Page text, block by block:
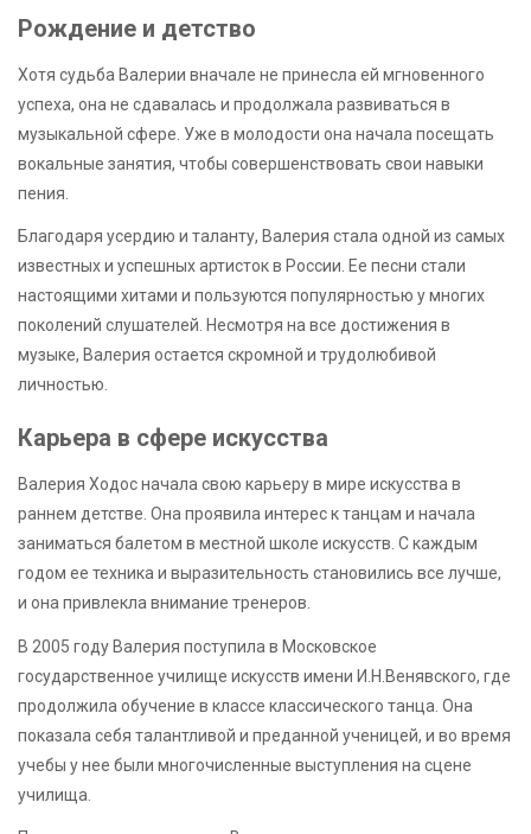
Рождение и детство
Хотя судьба Валерии вначале не принесла ей мгновенного
успеха, она не сдавалась и продолжала развиваться в
музыкальной сфере. Уже в молодости она начала посещать
вокальные занятия, чтобы совершенствовать свои навыки
пения.
Благодаря усердию и таланту, Валерия стала одной из самых
известных и успешных артисток в России. Ее песни стали
настоящими хитами и пользуются популярностью у многих
поколений слушателей. Несмотря на все достижения в
музыке, Валерия остается скромной и трудолюбивой
личностью.
Карьера в сфере искусства
Валерия Ходос начала свою карьеру в мире искусства в
раннем детстве. Она проявила интерес к танцам и начала
заниматься балетом в местной школе искусств. С каждым
годом ее техника и выразительность становились все лучше,
и она привлекла внимание тренеров.
В 2005 году Валерия поступила в Московское
государственное училище искусств имени И.Н.Венявского, где
продолжила обучение в классе классического танца. Она
показала себя талантливой и преданной ученицей, и во время
учебы у нее были многочисленные выступления на сцене
училища.